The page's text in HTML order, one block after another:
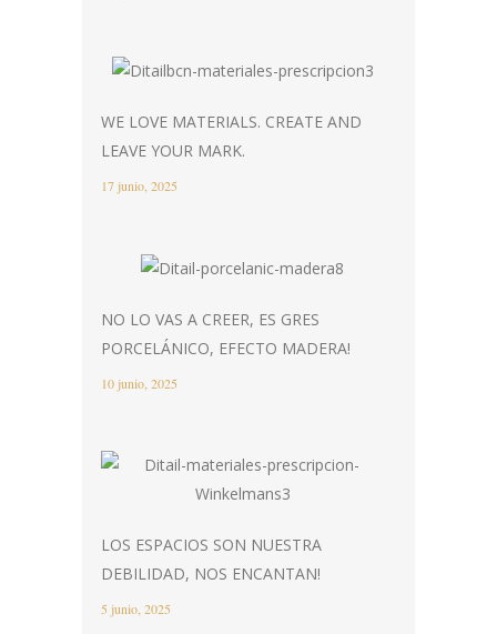
WE LOVE MATERIALS. CREATE AND
LEAVE YOUR MARK.
17 junio, 2025
NO LO VAS A CREER, ES GRES
PORCELÁNICO, EFECTO MADERA!
10 junio, 2025
LOS ESPACIOS SON NUESTRA
DEBILIDAD, NOS ENCANTAN!
5 junio, 2025